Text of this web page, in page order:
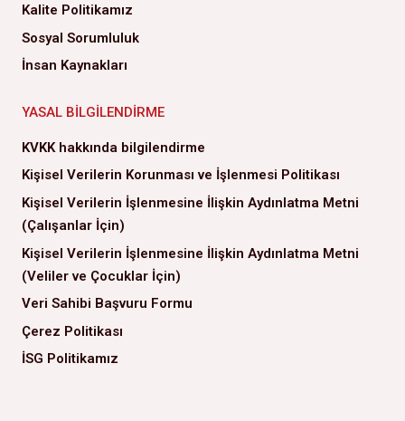
Kalite Politikamız
Sosyal Sorumluluk
İnsan Kaynakları
YASAL BILGILENDIRME
KVKK hakkında bilgilendirme
Kişisel Verilerin Korunması ve İşlenmesi Politikası
Kişisel Verilerin İşlenmesine İlişkin Aydınlatma Metni
(Çalışanlar İçin)
Kişisel Verilerin İşlenmesine İlişkin Aydınlatma Metni
(Veliler ve Çocuklar İçin)
Veri Sahibi Başvuru Formu
Çerez Politikası
İSG Politikamız